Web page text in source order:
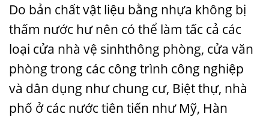
Do bản chất vật liệu bằng nhựa không bị
thấm nước hư nên có thể làm tấc cả các
loại cửa nhà vệ sinhthông phòng, cửa văn
phòng trong các công trình công nghiệp
và dân dụng như chung cư, Biệt thự, nhà
phố ở các nước tiên tiến như Mỹ, Hàn